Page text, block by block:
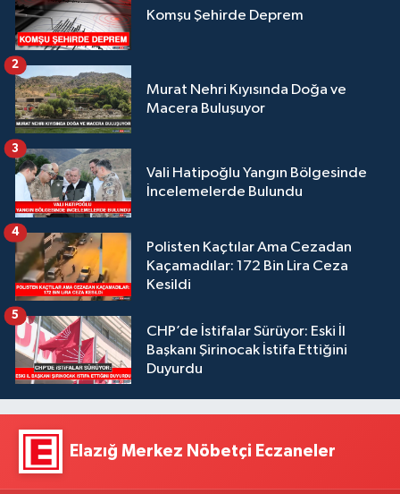
Komşu Şehirde Deprem
Murat Nehri Kıyısında Doğa ve
Macera Buluşuyor
2
Vali Hatipoğlu Yangın Bölgesinde
İncelemelerde Bulundu
3
Polisten Kaçtılar Ama Cezadan
Kaçamadılar: 172 Bin Lira Ceza
Kesildi
4
CHP’de İstifalar Sürüyor: Eski İl
Başkanı Şirinocak İstifa Ettiğini
Duyurdu
5
Elazığ Merkez Nöbetçi Eczaneler